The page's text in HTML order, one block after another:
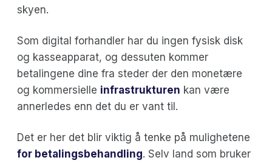
skyen.
Som digital forhandler har du ingen fysisk disk
og kasseapparat, og dessuten kommer
betalingene dine fra steder der den monetære
og kommersielle infrastrukturen kan være
annerledes enn det du er vant til.
Det er her det blir viktig å tenke på mulighetene
for betalingsbehandling. Selv land som bruker